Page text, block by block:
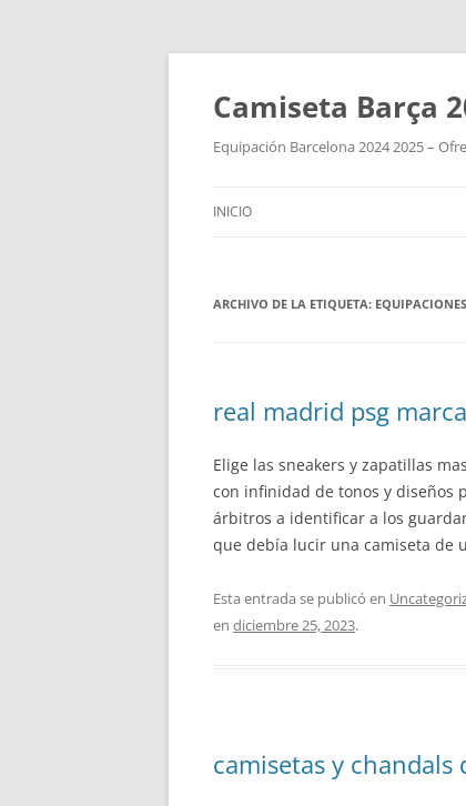
Camiseta Barça
Equipación Barcelona 2024 2025 –
INICIO
ARCHIVO DE LA ETIQUETA:
real madrid psg marca
Elige las sneakers y zapatillas
con infinidad de tonos y diseños
árbitros a identificar a los
que debía lucir una camiseta de
Esta entrada se publicó en
en diciembre 25, 2023.
camisetas y